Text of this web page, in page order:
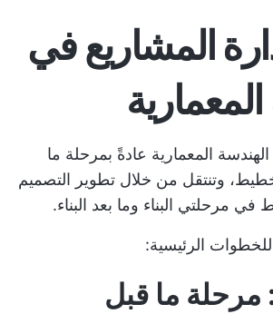
المشاريع في
المعمارية عادةً بمرحلة ما
وتنتقل من خلال تطوير التصميم
في مرحلتي البناء وما بعد البناء.
الرئيسية:
1: مرحلة ما قبل